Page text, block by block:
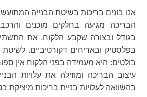
אנו בונים בריכות בשיטת הבנייה
הבריכה מגיעה בחלקים מוכנים
בגודל ובצורה שקבע הלקוח. את
בפלסטיק ובאריחים דקורטיביים. לשיטת
בולטים: היא מעמידה בפני הלקוח אין
עיצוב הבריכה ומוזילה את עלויות
בהשוואה לעלויות בניית בריכות מיציקת